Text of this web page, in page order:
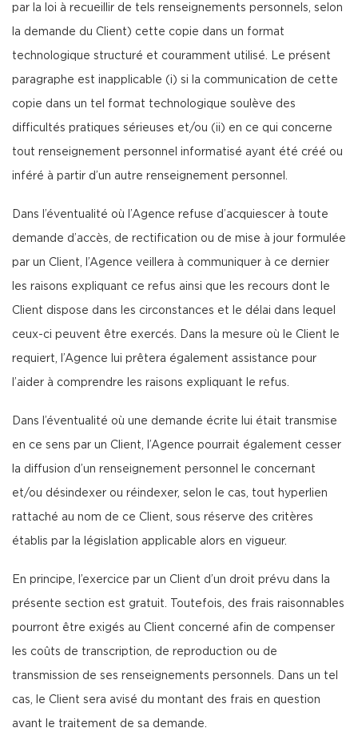
par la loi à recueillir de tels renseignements personnels, selon
la demande du Client) cette copie dans un format
technologique structuré et couramment utilisé. Le présent
paragraphe est inapplicable (i) si la communication de cette
copie dans un tel format technologique soulève des
difficultés pratiques sérieuses et/ou (ii) en ce qui concerne
tout renseignement personnel informatisé ayant été créé ou
inféré à partir d’un autre renseignement personnel.
Dans l’éventualité où l’Agence refuse d’acquiescer à toute
demande d’accès, de rectification ou de mise à jour formulée
par un Client, l’Agence veillera à communiquer à ce dernier
les raisons expliquant ce refus ainsi que les recours dont le
Client dispose dans les circonstances et le délai dans lequel
ceux-ci peuvent être exercés. Dans la mesure où le Client le
requiert, l’Agence lui prêtera également assistance pour
l’aider à comprendre les raisons expliquant le refus.
Dans l’éventualité où une demande écrite lui était transmise
en ce sens par un Client, l’Agence pourrait également cesser
la diffusion d’un renseignement personnel le concernant
et/ou désindexer ou réindexer, selon le cas, tout hyperlien
rattaché au nom de ce Client, sous réserve des critères
établis par la législation applicable alors en vigueur.
En principe, l’exercice par un Client d’un droit prévu dans la
présente section est gratuit. Toutefois, des frais raisonnables
pourront être exigés au Client concerné afin de compenser
les coûts de transcription, de reproduction ou de
transmission de ses renseignements personnels. Dans un tel
cas, le Client sera avisé du montant des frais en question
avant le traitement de sa demande.